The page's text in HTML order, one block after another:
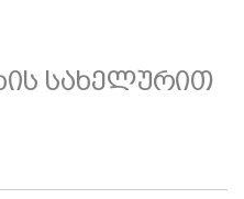
სახელურით